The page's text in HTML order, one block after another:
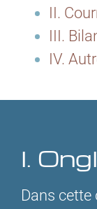
II.
III.
IV.
I.
Dans